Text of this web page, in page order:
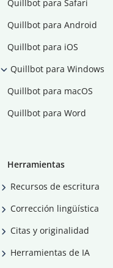
Quillbot para Safari
Quillbot para Android
Quillbot para iOS
Quillbot para Windows
Quillbot para macOS
Quillbot para Word
Herramientas
Recursos de escritura
Corrección lingüística
Citas y originalidad
Herramientas de IA